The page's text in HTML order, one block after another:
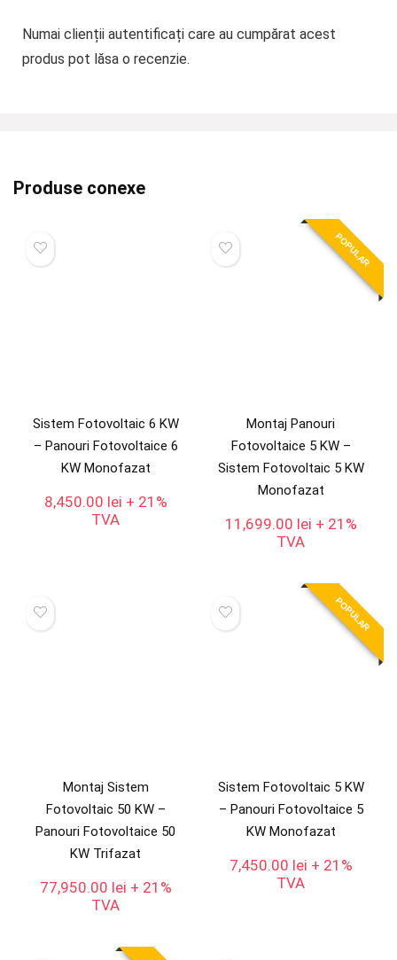
Numai clienții autentificați care au cumpărat acest
produs pot lăsa o recenzie.
Produse conexe
Sistem Fotovoltaic 6 KW
– Panouri Fotovoltaice 6
KW Monofazat
8,450.00 lei + 21%
TVA
POPULAR
Montaj Panouri
Fotovoltaice 5 KW –
Sistem Fotovoltaic 5 KW
Monofazat
11,699.00 lei + 21%
TVA
Montaj Sistem
Fotovoltaic 50 KW –
Panouri Fotovoltaice 50
KW Trifazat
77,950.00 lei + 21%
TVA
POPULAR
Sistem Fotovoltaic 5 KW
– Panouri Fotovoltaice 5
KW Monofazat
7,450.00 lei + 21%
TVA